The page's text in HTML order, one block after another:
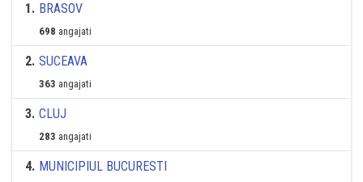
1. BRASOV
698 angajati
2. SUCEAVA
363 angajati
3. CLUJ
283 angajati
4. MUNICIPIUL BUCURESTI